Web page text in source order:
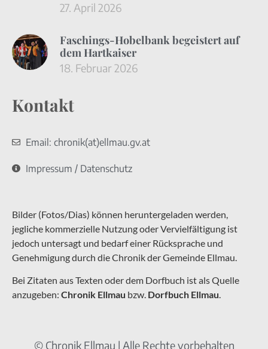
27. April 2026
Faschings-Hobelbank begeistert auf
dem Hartkaiser
18. Februar 2026
Kontakt
Email: chronik(at)ellmau.gv.at
Impressum / Datenschutz
Bilder (Fotos/Dias) können heruntergeladen werden,
jegliche kommerzielle Nutzung oder Vervielfältigung ist
jedoch untersagt und bedarf einer Rücksprache und
Genehmigung durch die Chronik der Gemeinde Ellmau.
Bei Zitaten aus Texten oder dem Dorfbuch ist als Quelle
anzugeben: Chronik Ellmau bzw. Dorfbuch Ellmau.
© Chronik Ellmau | Alle Rechte vorbehalten